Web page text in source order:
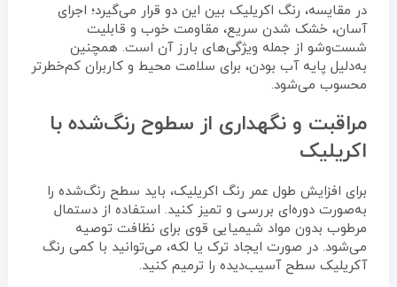
در مقایسه، رنگ اکریلیک بین این دو قرار می‌گیرد؛ اجرای
آسان، خشک شدن سریع، مقاومت خوب و قابلیت
شست‌وشو از جمله ویژگی‌های بارز آن است. همچنین
به‌دلیل پایه آب بودن، برای سلامت محیط و کاربران کم‌خطرتر
محسوب می‌شود.
مراقبت و نگهداری از سطوح رنگ‌شده با
اکریلیک
برای افزایش طول عمر رنگ اکریلیک، باید سطح رنگ‌شده را
به‌صورت دوره‌ای بررسی و تمیز کنید. استفاده از دستمال
مرطوب بدون مواد شیمیایی قوی برای نظافت توصیه
می‌شود. در صورت ایجاد ترک یا لکه، می‌توانید با کمی رنگ
آکریلیک سطح آسیب‌دیده را ترمیم کنید.